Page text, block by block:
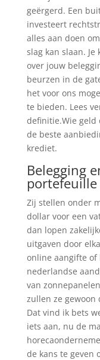
geërgerd. Een
investeert
alles aan doen
slag kan slaan.
over jouw
beurzen in de
het voor ons
te bieden. Lees
definitie.Wie
de beste
krediet.
Belegging
portefeuille
Zij stellen onder
dollar voor een
dan lopen
uitgaven door
online aangifte of
nederlandse
van
zullen ze
Dat vind ik bets
iets aan, nu de
de kans te geven